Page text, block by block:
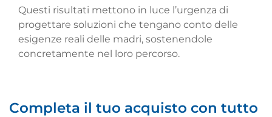
Questi risultati mettono in luce l’urgenza di
progettare soluzioni che tengano conto delle
esigenze reali delle madri, sostenendole
concretamente nel loro percorso.
Completa il tuo acquisto con tutto